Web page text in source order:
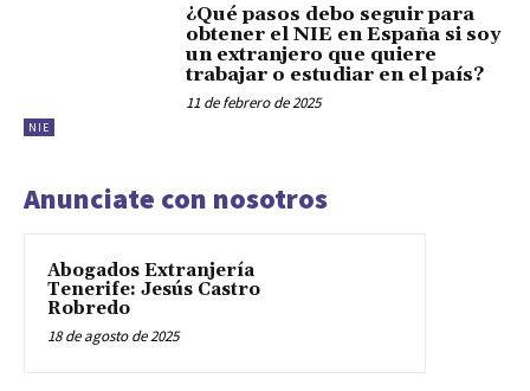
NIE
¿Qué pasos debo seguir para
obtener el NIE en España si soy
un extranjero que quiere
trabajar o estudiar en el país?
11 de febrero de 2025
Anunciate con nosotros
Abogados Extranjería
Tenerife: Jesús Castro
Robredo
18 de agosto de 2025